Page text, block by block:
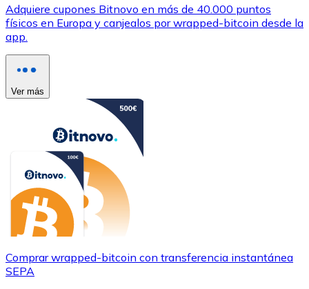
Adquiere cupones Bitnovo en más de 40.000 puntos
físicos en Europa y canjealos por wrapped-bitcoin desde la
app.
Ver más
Comprar wrapped-bitcoin con transferencia instantánea
SEPA